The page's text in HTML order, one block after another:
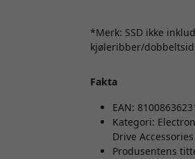
*Merk: SSD ikke
kjøleribber/
Fakta
EAN:
Kategori:
Drive
Produsentens